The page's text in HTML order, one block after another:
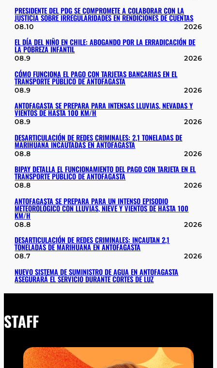
PRESIDENTE DEL PDG SE COMPROMETE A COLABORAR CON LA
JUSTICIA SOBRE IRREGULARIDADES EN RENDICIONES DE CUENTAS
08.10 2026
EL DÍA DEL NIÑO EN CHILE: ABOGANDO POR LA ERRADICACIÓN DE
LA POBREZA INFANTIL
08.9 2026
CÓMO FUNCIONA EL PAGO CON TARJETAS BANCARIAS EN EL
TRANSPORTE PÚBLICO DE ANTOFAGASTA
08.9 2026
ANTOFAGASTA SE PREPARA PARA INTENSAS LLUVIAS, NEVADAS Y
VIENTOS DE HASTA 100 KM/H
08.9 2026
DESARTICULACIÓN DE REDES CRIMINALES: 2,1 TONELADAS DE
MARIHUANA INCAUTADAS EN ANTOFAGASTA
08.8 2026
BIPAY DETALLA EL FUNCIONAMIENTO DEL PAGO CON TARJETA EN EL
TRANSPORTE PÚBLICO DE ANTOFAGASTA
08.8 2026
ANTOFAGASTA SE PREPARA PARA UN INTENSO EPISODIO
METEOROLÓGICO CON LLUVIAS, NIEVE Y VIENTOS DE HASTA 100
KM/H
08.8 2026
DESARTICULACIÓN DE REDES CRIMINALES: INCAUTAN 2,1
TONELADAS DE MARIHUANA EN ANTOFAGASTA
08.7 2026
NUEVO SISTEMA DE SUMINISTRO DE AGUA EN ANTOFAGASTA
ASEGURARÁ EL SERVICIO DURANTE CORTES DE LUZ
STAFF